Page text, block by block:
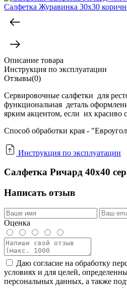
Салфетка Журавинка 30x30
Описание товара
Инструкция по эксплуатации
Отзывы(0)
Сервировочные салфетки для
функциональная деталь
ярким акцентом, если их красиво
Способ обработки края -
Инструкция по эксплуатации
Салфетка Ричард 40x40
Написать отзыв
Оценка
Даю согласие на обработку
условиях и для целей,
персональных данных, а также